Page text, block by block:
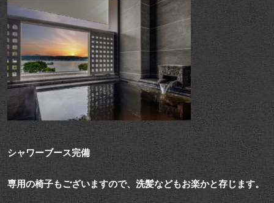
シャワーブース完備
専用の椅子もございますので、洗髪などもお楽かと存じます。